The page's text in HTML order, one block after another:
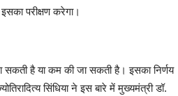
परीक्षण करेगा।
सकती है या कम की जा सकती है। इसका निर्णय
सिंधिया ने इस बारे में मुख्यमंत्री डॉ.